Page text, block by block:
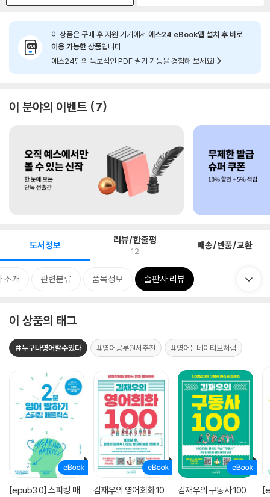
이 상품은 구매 후 지원 기기에서 예스24 eBook앱 설치 후 바로
이용 가능한 상품입니다.
예스24만의 독보적인 PDF 필기 기능을 경험해 보세요!
이 분야의 이벤트 7
도서정보 리뷰/한줄평
12 배송/반품/교환
소개 관련분류 품목정보 출판사 리뷰
이 상품의 태그
#누구나영어할수있다 #영어공부원서추천 #영어는네이티브처럼
[epub3.0] 스피킹 매
김재우의 영어회화 10
김재우의 구동사 100